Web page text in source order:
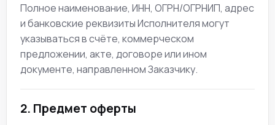
Полное наименование, ИНН, ОГРН/ОГРНИП, адрес
и банковские реквизиты Исполнителя могут
указываться в счёте, коммерческом
предложении, акте, договоре или ином
документе, направленном Заказчику.
2. Предмет оферты